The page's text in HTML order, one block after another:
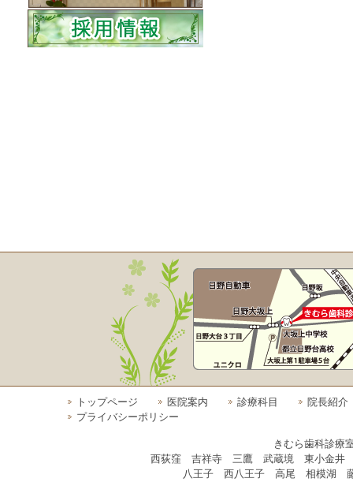
トップページ 医院案内 診療科目
院長紹介
プライバシーポリシー
きむら歯科診療
西荻窪 吉祥寺 三鷹 武蔵境 東小金
八王子 西八王子 高尾 相模湖